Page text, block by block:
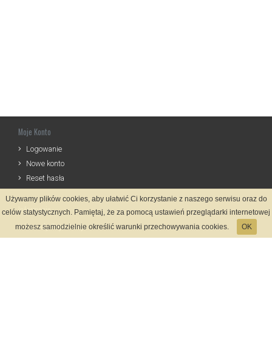
Moje Konto
Logowanie
Nowe konto
Reset hasła
Informacje
Zasady Rejestracji
Używamy plików cookies, aby ułatwić Ci korzystanie z naszego serwisu oraz do
celów statystycznych. Pamiętaj, że za pomocą ustawień przeglądarki internetowej
możesz samodzielnie określić warunki przechowywania cookies.
OK